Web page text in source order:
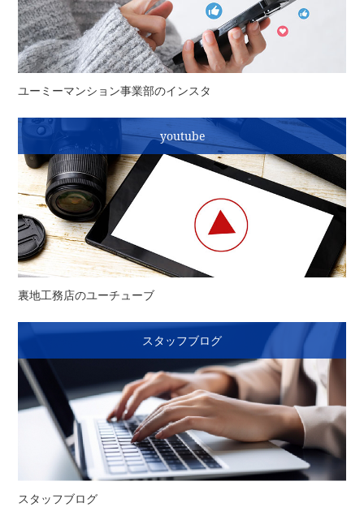
ユーミーマンション事業部のインスタ
youtube
裏地工務店のユーチューブ
スタッフブログ
スタッフブログ